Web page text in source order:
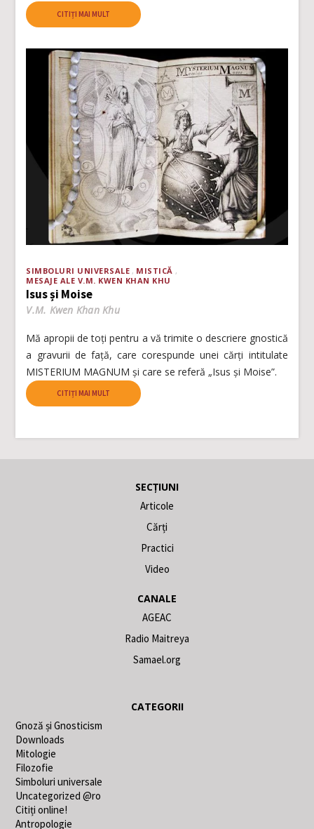
CITIȚI MAI MULT
SIMBOLURI UNIVERSALE
MISTICĂ
MESAJE ALE V.M. KWEN KHAN KHU
Isus și Moise
V.M. Kwen Khan Khu
Mă apropii de toți pentru a vă trimite o descriere gnostică
a gravurii de față, care corespunde unei cărți intitulate
MISTERIUM MAGNUM și care se referă „Isus și Moise”.
CITIȚI MAI MULT
SECȚIUNI
Articole
Cărți
Practici
Video
CANALE
AGEAC
Radio Maitreya
Samael.org
CATEGORII
Gnoză și Gnosticism
Downloads
Mitologie
Filozofie
Simboluri universale
Uncategorized @ro
Citiți online!
Antropologie